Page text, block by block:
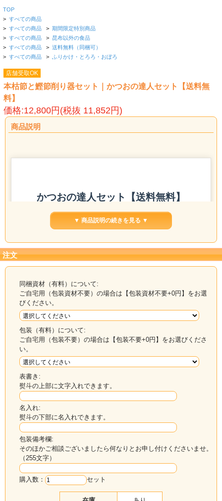
TOP
> すべての商品
> すべての商品 > 期間限定特別商品
> すべての商品 > 昆布以外の食品
> すべての商品 > 送料無料（同梱可）
> すべての商品 > ふりかけ・とろろ・おぼろ
店舗受取OK
本枯節と鰹節削り器セット｜かつおの達人セット【送料無
料】
価格:12,800円(税抜 11,852円)
商品説明
かつおの達人セット【送料無料】
老舗昆布屋が本気で作った、こだわりの出汁体験セット。
削りたてのかつお節の香りと味わいを、ご家庭で気軽に楽しめます。
セット内容
本枯節（男節）1本（約260g）
鰹節削り器1台
調整用木槌1本（※ご好評につき木槌プレゼントは継続しま
▼ 商品説明の続きを見る ▼
注文
同梱資材（有料）について:
ご自宅用（包装資材不要）の場合は【包装資材不要+0円】をお選
びください。
包装（有料）について:
ご自宅用（包装不要）の場合は【包装不要+0円】をお選びくださ
い。
表書き:
熨斗の上部に文字入れできます。
名入れ:
熨斗の下部に名入れできます。
包装備考欄:
そのほかご相談ございましたら何なりとお申し付けくださいませ。
（255文字）
購入数： セット